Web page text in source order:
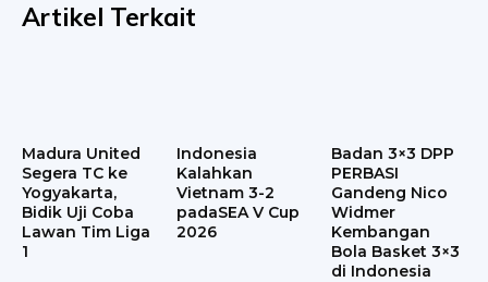
Artikel Terkait
Madura United
Segera TC ke
Yogyakarta,
Bidik Uji Coba
Lawan Tim Liga
1
Indonesia
Kalahkan
Vietnam 3-2
padaSEA V Cup
2026
Badan 3×3 DPP
PERBASI
Gandeng Nico
Widmer
Kembangan
Bola Basket 3×3
di Indonesia